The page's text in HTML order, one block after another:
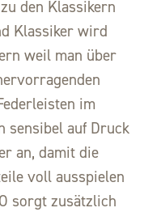
den Klassikern
Klassiker wird
weil man über
im
sensibel auf Druck
an, damit die
voll ausspielen
sorgt zusätzlich